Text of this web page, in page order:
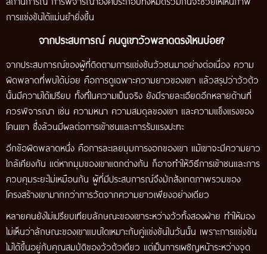
การแข่งขันได้แม่นยำยิ่งขึ้น
จากประสบการณ์ คนดูเขาวัวพลาดตรงไหนบ่อย?
จากประสบการณ์ของผู้ที่ติดตามการแข่งขันวัวชนมาอย่างต่อเนื่อง ความ
ผิดพลาดที่พบได้บ่อย คือการดูเฉพาะความยาวของเขา แล้วสรุปว่าวัวตัว
นั้นมีความได้เปรียบ ทั้งที่ในความเป็นจริง ยังมีรายละเอียดอีกหลายด้านที่
ควรพิจารณา เช่น ความหนา ความสมดุลของเขา และความแข็งแรงของ
โคนเขา ซึ่งล้วนมีผลต่อการเข้าชนและการรับแรงปะทะ
อีกข้อผิดพลาดหนึ่ง คือการละเลยมุมการงอกของเขา แม้เขาจะมีความยาว
ใกล้เคียงกัน แต่หากมุมของเขาแตกต่างกัน ก็อาจทำให้วิธีการเข้าชนและการ
ควบคุมระยะไม่เหมือนกัน ผู้ที่มีประสบการณ์จึงมักสังเกตภาพรวมของ
โครงสร้างเขามากกว่าการวัดจากความยาวเพียงอย่างเดียว
หลายคนยังไม่เปรียบเทียบลักษณะของเขาระหว่างวัวทั้งสองฝ่าย ทำให้มอง
ไม่เห็นว่าลักษณะของเขาแบบใดเหมาะกับคู่แข่งขันในวันนั้น เพราะการแข่งขัน
ไม่ได้ขึ้นอยู่กับคุณสมบัติของวัวตัวเดียว แต่เป็นการเผชิญหน้าระหว่างจุด